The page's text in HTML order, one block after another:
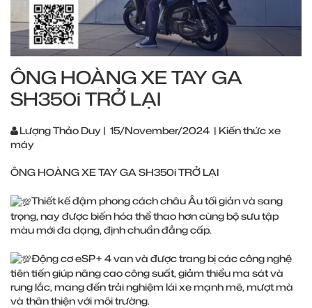
ÔNG HOÀNG XE TAY GA
SH350i TRỞ LẠI
Lượng Thảo Duy | 15/November/2024 | Kiến thức xe
máy
ÔNG HOÀNG XE TAY GA SH350i TRỞ LẠI
Thiết kế đậm phong cách châu Âu tối giản và sang
trọng, nay được biến hóa thể thao hơn cùng bộ sưu tập
màu mới đa dạng, định chuẩn đẳng cấp.
Động cơ eSP+ 4 van và được trang bị các công nghệ
tiên tiến giúp nâng cao công suất, giảm thiểu ma sát và
rung lắc, mang đến trải nghiệm lái xe mạnh mẽ, mượt mà
và thân thiện với môi trường.